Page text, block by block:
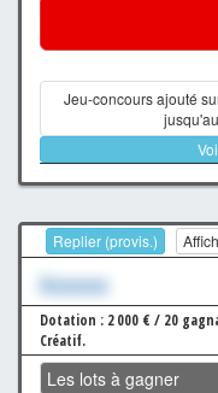
Jeu-concours ajouté
jusqu'au
Replier (provis.)
Xxxxxxx
Dotation : 2 000 € / 20
Créatif.
Les lots à gagner